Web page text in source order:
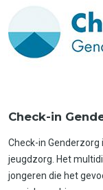
Check-in
Check-in Genderzorg
jeugdzorg. Het
jongeren die het